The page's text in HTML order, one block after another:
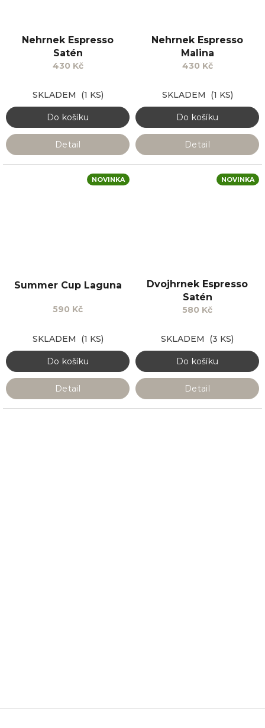
Nehrnek Espresso
Satén
430 Kč
SKLADEM (1 KS)
Do košíku
Detail
Nehrnek Espresso
Malina
430 Kč
SKLADEM (1 KS)
Do košíku
Detail
NOVINKA
Summer Cup Laguna
590 Kč
SKLADEM (1 KS)
Do košíku
Detail
NOVINKA
Dvojhrnek Espresso
Satén
580 Kč
SKLADEM (3 KS)
Do košíku
Detail